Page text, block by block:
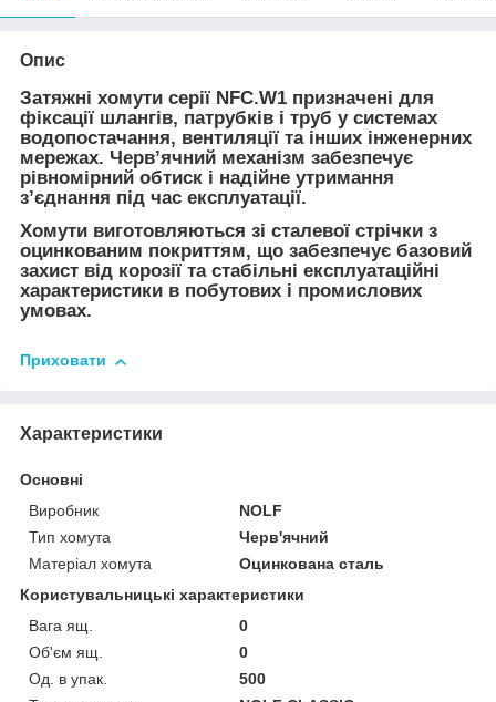
Опис
Затяжні хомути серії NFC.W1 призначені для
фіксації шлангів, патрубків і труб у системах
водопостачання, вентиляції та інших інженерних
мережах. Черв’ячний механізм забезпечує
рівномірний обтиск і надійне утримання
з’єднання під час експлуатації.
Хомути виготовляються зі сталевої стрічки з
оцинкованим покриттям, що забезпечує базовий
захист від корозії та стабільні експлуатаційні
характеристики в побутових і промислових
умовах.
Приховати
Характеристики
Основні
Виробник
NOLF
Тип хомута
Черв'ячний
Матеріал хомута
Оцинкована сталь
Користувальницькі характеристики
Вага ящ.
0
Об'єм ящ.
0
Од. в упак.
500